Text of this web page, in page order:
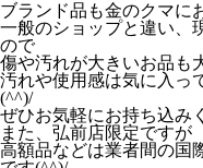
ブランド品も金のクマに
一般のショップと違い、
ので
傷や汚れが大きいお品も
汚れや使用感は気に入っ
(^^)/
ぜひお気軽にお持ち込み
また、弘前店限定ですが
高額品などは業者間の国